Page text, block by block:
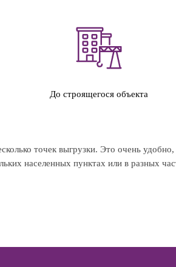
До строящегося объекта
точек выгрузки. Это очень
населенных пунктах или в разных